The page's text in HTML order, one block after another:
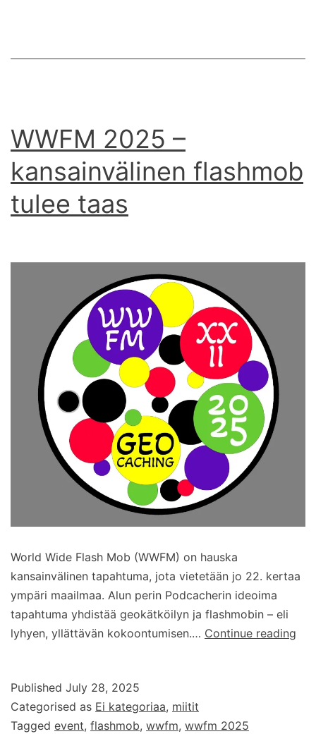
WWFM 2025 –
kansainvälinen flashmob
tulee taas
World Wide Flash Mob (WWFM) on hauska
kansainvälinen tapahtuma, jota vietetään jo 22. kertaa
ympäri maailmaa. Alun perin Podcacherin ideoima
tapahtuma yhdistää geokätköilyn ja flashmobin – eli
lyhyen, yllättävän kokoontumisen.… Continue reading
Published July 28, 2025
Categorised as Ei kategoriaa, miitit
Tagged event, flashmob, wwfm, wwfm 2025